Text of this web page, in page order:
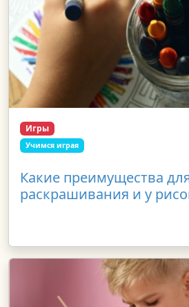
Игры
Учимся играя
Какие преимущества
раскрашивания и у